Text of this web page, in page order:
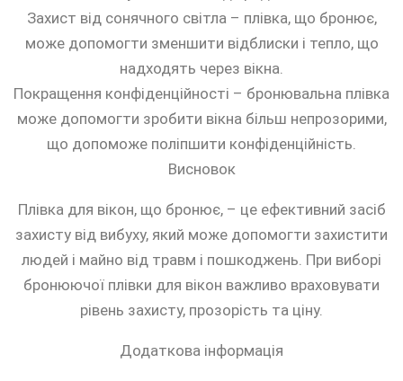
Захист від сонячного світла – плівка, що бронює,
може допомогти зменшити відблиски і тепло, що
надходять через вікна.
Покращення конфіденційності – бронювальна плівка
може допомогти зробити вікна більш непрозорими,
що допоможе поліпшити конфіденційність.
Висновок
Плівка для вікон, що бронює, – це ефективний засіб
захисту від вибуху, який може допомогти захистити
людей і майно від травм і пошкоджень. При виборі
бронюючої плівки для вікон важливо враховувати
рівень захисту, прозорість та ціну.
Додаткова інформація